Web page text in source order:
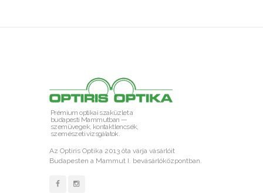
Prémium optikai szaküzlet a
budapesti Mammutban —
szemüvegek, kontaktlencsék,
szemészeti vizsgálatok.
Az Optiris Optika 2013 óta várja vásárlóit
Budapesten a Mammut I. bevásárlóközpontban.